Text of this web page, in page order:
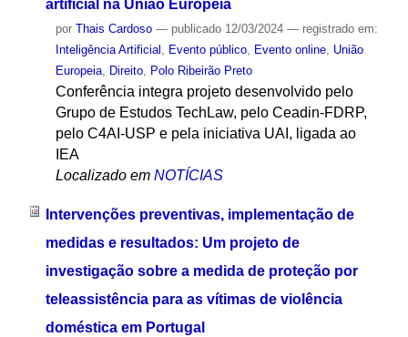
artificial na União Europeia
por Thais Cardoso — publicado12/03/2024 — registrado em:
Inteligência Artificial , Evento público, Evento online, União
Europeia, Direito, Polo Ribeirão Preto
Conferência integra projeto desenvolvido pelo
Grupo de Estudos TechLaw, pelo Ceadin-FDRP,
pelo C4AI-USP e pela iniciativa UAI, ligada ao
IEA
Localizado em NOTÍCIAS
Intervenções preventivas, implementação de
medidas e resultados: Um projeto de
investigação sobre a medida de proteção por
teleassistência para as vítimas de violência
doméstica em Portugal